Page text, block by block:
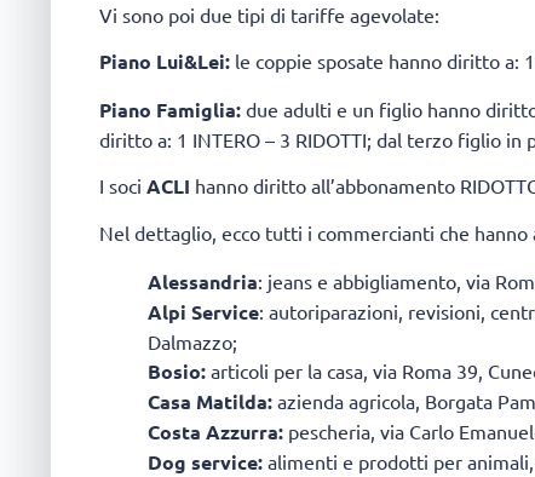
Vi sono poi due tipi di tariffe agevolate:
Piano Lui&Lei: le coppie sposate hanno diritto a: 1
Piano Famiglia: due adulti e un figlio hanno
diritto a: 1 INTERO – 3 RIDOTTI; dal terzo figlio in
I soci ACLI hanno diritto all’abbonamento
Nel dettaglio, ecco tutti i commercianti che hanno
Alessandria: jeans e abbigliamento, via
Alpi Service: autoriparazioni, revisioni,
Dalmazzo;
Bosio: articoli per la casa, via Roma 39,
Casa Matilda: azienda agricola, Borgata
Costa Azzurra: pescheria, via Carlo
Dog service: alimenti e prodotti per